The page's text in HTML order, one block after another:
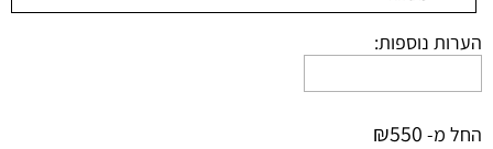
הערות נוספות:
החל מ- ₪550